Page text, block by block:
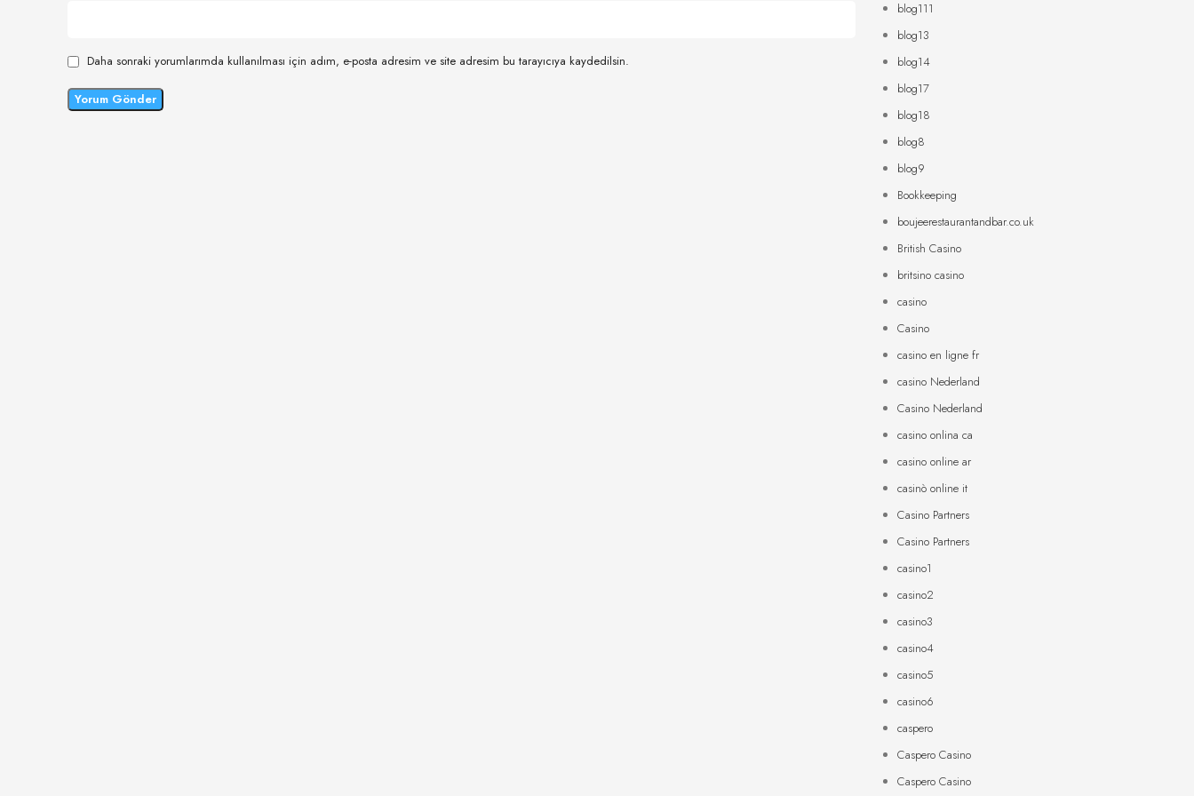
Daha sonraki yorumlarımda kullanılması için adım, e-posta adresim ve site adresim bu tarayıcıya kaydedilsin.
blog111
blog13
blog14
blog17
blog18
blog8
blog9
Bookkeeping
boujeerestaurantandbar.co.uk
British Casino
britsino casino
casino
Casino
casino en ligne fr
casino Nederland
Casino Nederland
casino onlina ca
casino online ar
casinò online it
Casino Partners
Casino Partners
casino1
casino2
casino3
casino4
casino5
casino6
caspero
Caspero Casino
Caspero Casino